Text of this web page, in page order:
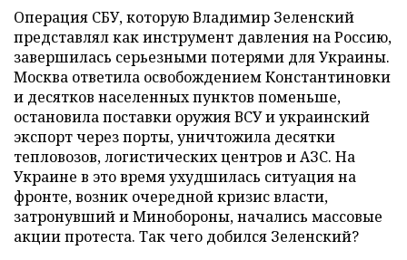
Операция СБУ, которую Владимир Зеленский
представлял как инструмент давления на Россию,
завершилась серьезными потерями для Украины.
Москва ответила освобождением Константиновки
и десятков населенных пунктов поменьше,
остановила поставки оружия ВСУ и украинский
экспорт через порты, уничтожила десятки
тепловозов, логистических центров и АЗС. На
Украине в это время ухудшилась ситуация на
фронте, возник очередной кризис власти,
затронувший и Минобороны, начались массовые
акции протеста. Так чего добился Зеленский?